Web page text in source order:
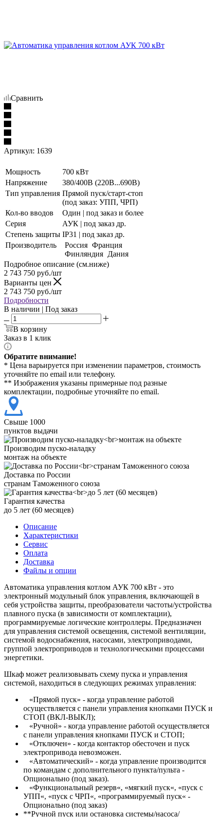
Сравнить
Артикул: 1639
Мощность
700 кВт
Напряжение
380/400В (220В...690В)
Тип управления Прямой пуск/старт-стоп
(под заказ: УПП, ЧРП)
Кол-во вводов
Один | под заказ и более
Серия
АУК | под заказ др.
Степень защиты IP31 | под заказ др.
Производитель
Россия Франция
Финляндия Дания
Подробное описание (см.ниже)
2 743 750 руб./шт
Варианты цен
2 743 750 руб./шт
Подробности
В наличии | Под заказ
В корзину
Заказ в 1 клик
Обратите внимание!
* Цена варьируется при изменении параметров, стоимость
уточняйте по email или телефону.
** Изображения указаны примерные под разные
комплектации, подробные уточняйте по email.
Свыше 1000
пунктов выдачи
Производим пуско-наладку
монтаж на объекте
Доставка по России
странам Таможенного союза
Гарантия качества
до 5 лет (60 месяцев)
Описание
Характеристики
Сервис
Оплата
Доставка
Файлы и опции
Автоматика управления котлом АУК 700 кВт - это
электронный модульный блок управления, включающей в
себя устройства защиты, преобразователи частоты/устройства
плавного пуска (в зависимости от комплектации),
программируемые логические контроллеры. Предназначен
для управления системой освещения, системой вентиляции,
системой водоснабжения, насосами, электроприводами,
группой электроприводов и технологическими процессами
энергетики.
Шкаф может реализовывать схему пуска и управления
системой, находиться в следующих режимах управления:
«Прямой пуск» - когда управление работой
осуществляется с панели управления кнопками ПУСК и
СТОП (ВКЛ-ВЫКЛ);
«Ручной» - когда управление работой осуществляется
с панели управления кнопками ПУСК и СТОП;
«Отключен» - когда контактор обесточен и пуск
электропривода невозможен.
«Автоматический» - когда управление производится
по командам с дополнительного пункта/пульта -
Опционально (под заказ).
«Функциональный резерв«, «мягкий пуск«, «пуск с
УПП«, «пуск с ЧРП«, «программируемый пуск« -
Опционально (под заказ)
**Ручной пуск или остановка системы/насоса/